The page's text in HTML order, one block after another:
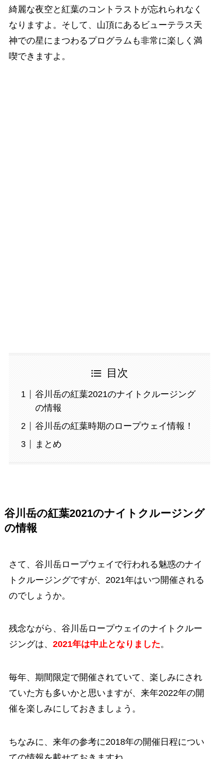
綺麗な夜空と紅葉のコントラストが忘れられなく
なりますよ。そして、山頂にあるビューテラス天
神での星にまつわるプログラムも非常に楽しく満
喫できますよ。
目次
谷川岳の紅葉2021のナイトクルージング
の情報
谷川岳の紅葉時期のロープウェイ情報！
まとめ
谷川岳の紅葉2021のナイトクルージング
の情報
さて、谷川岳ロープウェイで行われる魅惑のナイ
トクルージングですが、2021年はいつ開催される
のでしょうか。
残念ながら、谷川岳ロープウェイのナイトクルー
ジングは、 2021年は中止となりました。
毎年、期間限定で開催されていて、楽しみにされ
ていた方も多いかと思いますが、来年2022年の開
催を楽しみにしておきましょう。
ちなみに、来年の参考に2018年の開催日程につい